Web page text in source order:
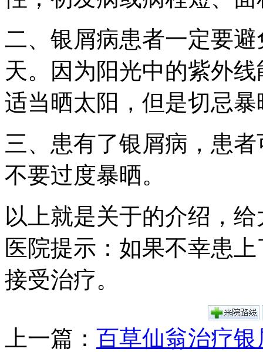
二、银屑病患者一定要
天。因为阳光中的紫外
适当晒太阳，但是切忌
三、患有了银屑病，患
不要过度暴晒。
以上就是关于的介绍，
医院提示：如果不幸患
接受治疗。
上一篇： 百草仙翁治疗